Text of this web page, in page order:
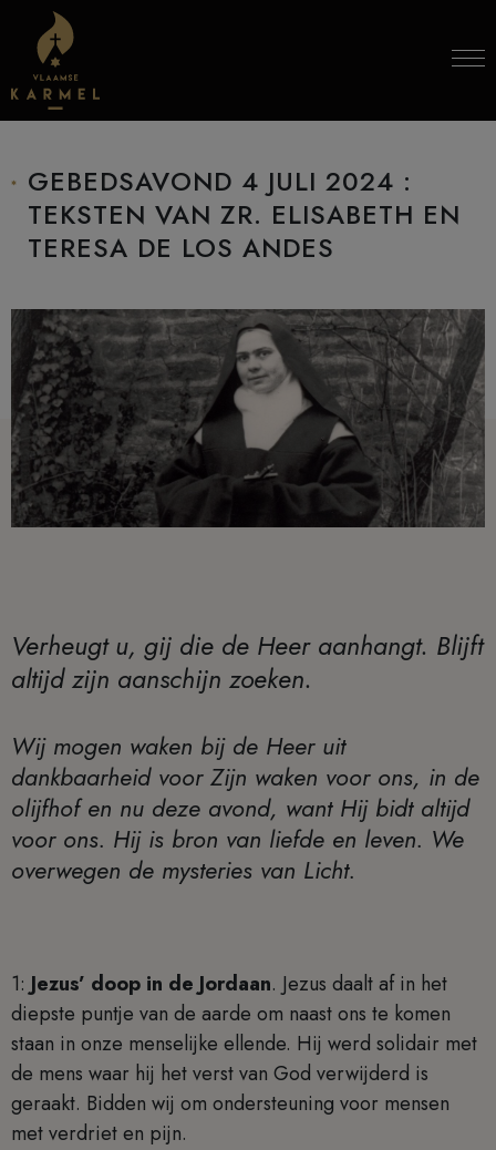
Skip to content
GEBEDSAVOND 4 JULI 2024 :
TEKSTEN VAN ZR. ELISABETH EN
TERESA DE LOS ANDES
Verheugt u, gij die de Heer aanhangt. Blijft
altijd zijn aanschijn zoeken.
Wij mogen waken bij de Heer uit
dankbaarheid voor Zijn waken voor ons, in de
olijfhof en nu deze avond, want Hij bidt altijd
voor ons. Hij is bron van liefde en leven. We
overwegen de mysteries van Licht.
1:Jezus’ doop in de Jordaan. Jezus daalt af in het
diepste puntje van de aarde om naast ons te komen
staan in onze menselijke ellende. Hij werd solidair met
de mens waar hij het verst van God verwijderd is
geraakt. Bidden wij om ondersteuning voor mensen
met verdriet en pijn.